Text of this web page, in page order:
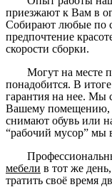
приезжают к Вам в
Собирают любые по
предпочтение
скорости сборки.
Могут на месте
понадобится. В итоге
гарантия на нее. Мы
Вашему помещению,
снимают обувь или
“рабочий мусор” мы
мебели в тот же
тратить своё время